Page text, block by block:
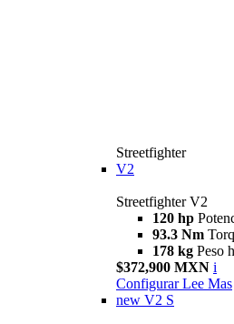
Streetfighter
V2
Streetfighter V2
120 hp
93.3 Nm
178 kg Peso
$372,900 MXN i
Configurar Lee Mas
new V2 S